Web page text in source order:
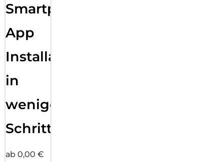
alles ohne dein iPhone. Und jetzt bist du mit schnellem 5G
unterwegs noch besser verbunden.
WEGWEISENDE ARMBÄNDER.
Armbandstyles mit unendlich vielen Möglichkeiten für alles,
was du täglich machst – egal ob du dich auspowerst oder
ausgehst.
Smartphone
App
Installation
in
wenigen
Schritten
ab 0,00 €